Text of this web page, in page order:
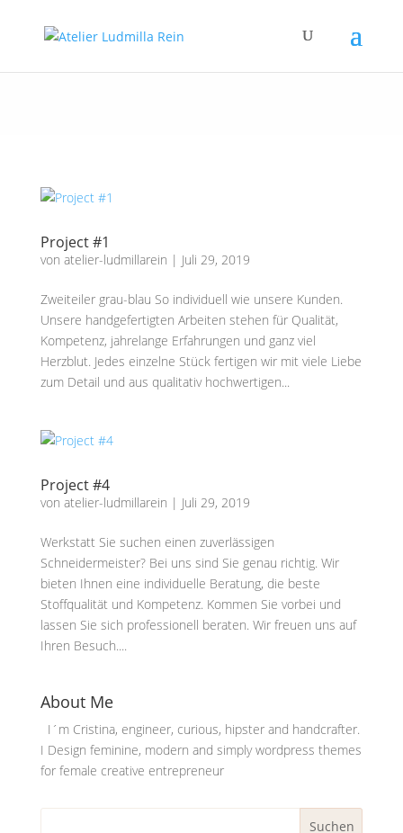
Project #1
von atelier-ludmillarein | Juli 29, 2019
Zweiteiler grau-blau So individuell wie unsere Kunden.
Unsere handgefertigten Arbeiten stehen für Qualität,
Kompetenz, jahrelange Erfahrungen und ganz viel
Herzblut. Jedes einzelne Stück fertigen wir mit viele Liebe
zum Detail und aus qualitativ hochwertigen...
Project #4
von atelier-ludmillarein | Juli 29, 2019
Werkstatt Sie suchen einen zuverlässigen
Schneidermeister? Bei uns sind Sie genau richtig. Wir
bieten Ihnen eine individuelle Beratung, die beste
Stoffqualität und Kompetenz. Kommen Sie vorbei und
lassen Sie sich professionell beraten. Wir freuen uns auf
Ihren Besuch....
About Me
I´m Cristina, engineer, curious, hipster and handcrafter.
I Design feminine, modern and simply wordpress themes
for female creative entrepreneur